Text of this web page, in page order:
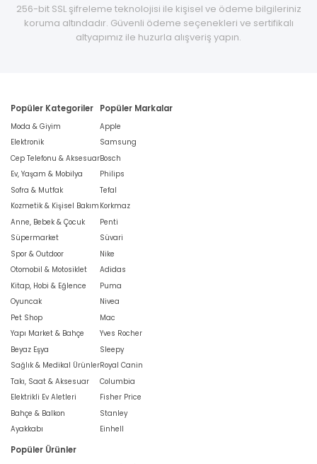
256-bit SSL şifreleme teknolojisi ile kişisel ve ödeme bilgileriniz
koruma altındadır. Güvenli ödeme seçenekleri ve sertifikalı
altyapımız ile huzurla alışveriş yapın.
Popüler Kategoriler
Moda & Giyim
Elektronik
Cep Telefonu & Aksesuar
Ev, Yaşam & Mobilya
Sofra & Mutfak
Kozmetik & Kişisel Bakım
Anne, Bebek & Çocuk
Süpermarket
Spor & Outdoor
Otomobil & Motosiklet
Kitap, Hobi & Eğlence
Oyuncak
Pet Shop
Yapı Market & Bahçe
Beyaz Eşya
Sağlık & Medikal Ürünler
Takı, Saat & Aksesuar
Elektrikli Ev Aletleri
Bahçe & Balkon
Ayakkabı
Popüler Markalar
Apple
Samsung
Bosch
Philips
Tefal
Korkmaz
Penti
Süvari
Nike
Adidas
Puma
Nivea
Mac
Yves Rocher
Sleepy
Royal Canin
Columbia
Fisher Price
Stanley
Einhell
Popüler Ürünler